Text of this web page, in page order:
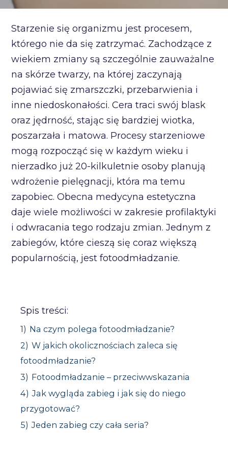
Starzenie się organizmu jest procesem,
którego nie da się zatrzymać. Zachodzące z
wiekiem zmiany są szczególnie zauważalne
na skórze twarzy, na której zaczynają
pojawiać się zmarszczki, przebarwienia i
inne niedoskonałości. Cera traci swój blask
oraz jędrność, stając się bardziej wiotka,
poszarzała i matowa. Procesy starzeniowe
mogą rozpocząć się w każdym wieku i
nierzadko już 20-kilkuletnie osoby planują
wdrożenie pielęgnacji, która ma temu
zapobiec. Obecna medycyna estetyczna
daje wiele możliwości w zakresie profilaktyki
i odwracania tego rodzaju zmian. Jednym z
zabiegów, które cieszą się coraz większą
popularnością, jest fotoodmładzanie.
Spis treści:
1) Na czym polega fotoodmładzanie?
2) W jakich okolicznościach zaleca się
fotoodmładzanie?
3) Fotoodmładzanie – przeciwwskazania
4) Jak wygląda zabieg i jak się do niego
przygotować?
5) Jeden zabieg czy cała seria?